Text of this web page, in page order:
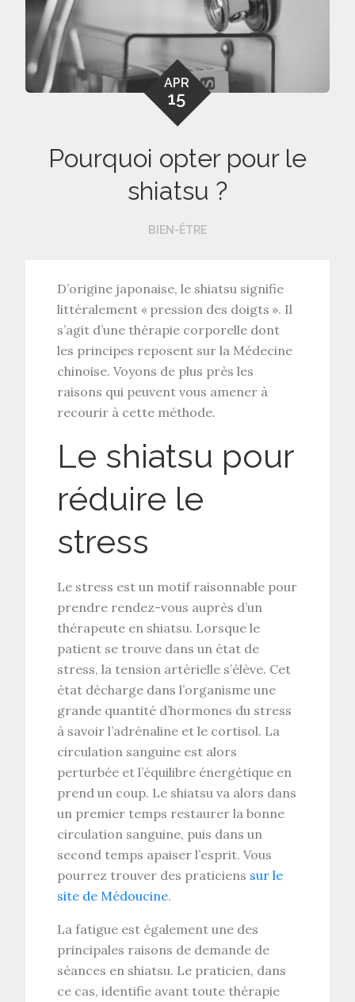
APR
15
Pourquoi opter pour le
shiatsu ?
BIEN-ÊTRE
D’origine japonaise, le shiatsu signifie
littéralement « pression des doigts ». Il
s’agit d’une thérapie corporelle dont
les principes reposent sur la Médecine
chinoise. Voyons de plus près les
raisons qui peuvent vous amener à
recourir à cette méthode.
Le shiatsu pour
réduire le
stress
Le stress est un motif raisonnable pour
prendre rendez-vous auprès d’un
thérapeute en shiatsu. Lorsque le
patient se trouve dans un état de
stress, la tension artérielle s’élève. Cet
état décharge dans l’organisme une
grande quantité d’hormones du stress
à savoir l’adrénaline et le cortisol. La
circulation sanguine est alors
perturbée et l’équilibre énergétique en
prend un coup. Le shiatsu va alors dans
un premier temps restaurer la bonne
circulation sanguine, puis dans un
second temps apaiser l’esprit. Vous
pourrez trouver des praticiens sur le
site de Médoucine.
La fatigue est également une des
principales raisons de demande de
séances en shiatsu. Le praticien, dans
ce cas, identifie avant toute thérapie